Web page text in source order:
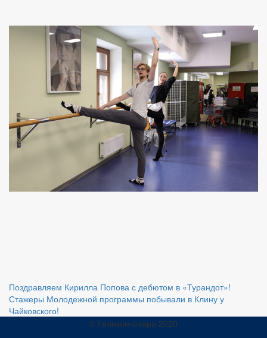
Навигация
по
Поздравляем Кирилла Попова с дебютом в «Турандот»!
Стажеры Молодежной программы побывали в Клину у
Чайковского!
© Геликон-опера 2020